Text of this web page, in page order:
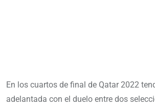
En los cuartos de final de Qatar 2022
adelantada con el duelo entre dos